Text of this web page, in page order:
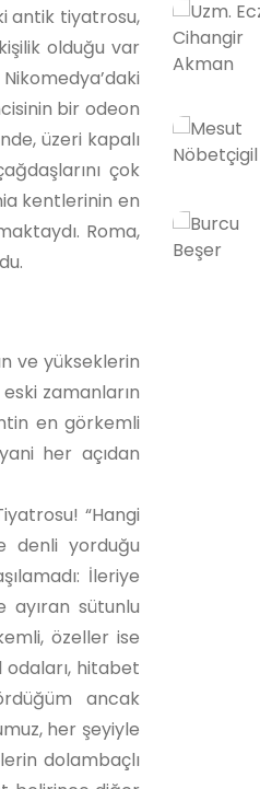
antik tiyatrosu,
olduğu var
bir odeon
üzeri kapalı
çok
kentlerinin en
Roma,
ve yükseklerin
zamanların
en görkemli
her açıdan
“Hangi
denli yorduğu
İleriye
ayıran sütunlu
özeller ise
odaları, hitabet
ancak
her şeyiyle
dolambaçlı